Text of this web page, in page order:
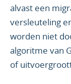
alvast een
versleuteling
worden niet
algoritme van
of